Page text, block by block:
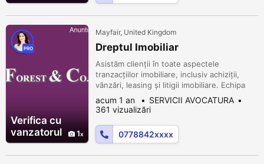
Verifica cu
vanzatorul
1
PRO
Mayfair, United Kingdom
Dreptul Imobiliar
Asistăm clienții în toate aspectele
tranzacțiilor imobiliare, inclusiv achiziții,
vânzări, leasing și litigii imobiliare. Echipa
noastră are o înțelegere profundă a pieței
imobiliare și a legislației aferente.
acum 1 an
SERVICII AVOCATURA
361 vizualizări
0778842xxxx